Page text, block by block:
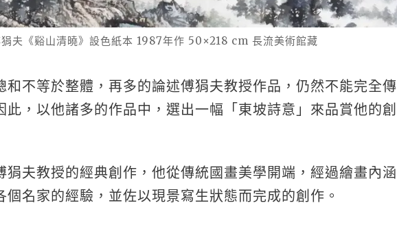
夫《谿山清曉》設色紙本 1987年作 50×218 cm 長流美術館藏
和不等於整體，再多的論述傅狷夫教授作品，仍然不能完全傳
此，以他諸多的作品中，選出一幅「東坡詩意」來品賞他的創
狷夫教授的經典創作，他從傳統國畫美學開端，經過繪畫內涵
個名家的經驗，並佐以現景寫生狀態而完成的創作。